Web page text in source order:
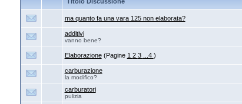
ma quanto fa una vara 125 non elaborata?
additivi
vanno bene?
Elaborazione (Pagine 1 2 3 ...4 )
carburazione
la modifico?
carburatori
pulizia